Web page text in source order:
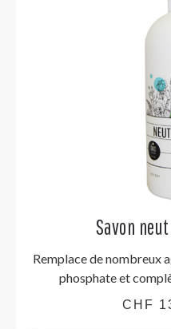
Savon
Remplace de nombreux
phosphate et
CHF